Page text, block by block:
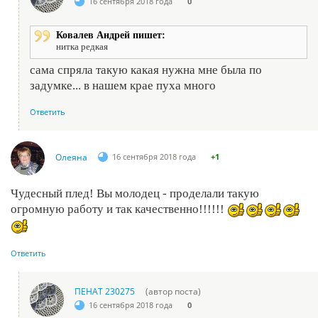
Ковалев Андрей пишет:
нитка редкая
сама спряла такую какая нужна мне была по
задумке... в нашем крае пуха много
Ответить
Олеяна 16 сентября 2018 года +1
Чудесный плед! Вы молодец - проделали такую
огромную работу и так качественно!!!!!!
Ответить
ПЕНАТ 230275 (автор поста)
16 сентября 2018 года 0